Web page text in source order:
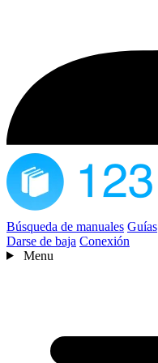
Búsqueda de manuales Guías
Darse de baja Conexión
Menu